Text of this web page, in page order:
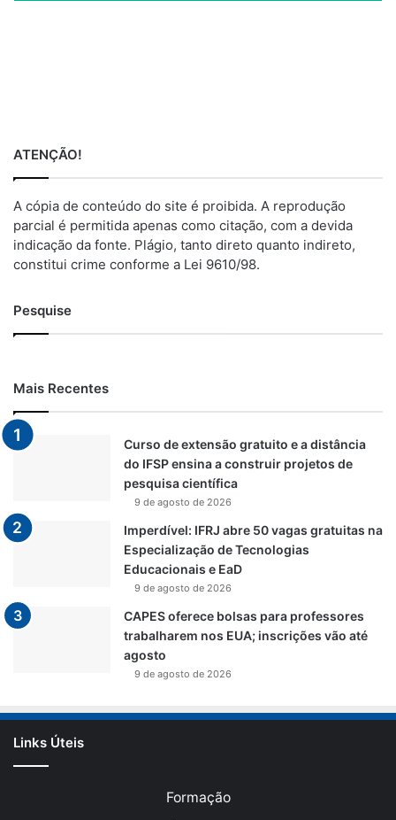
ATENÇÃO!
A cópia de conteúdo do site é proibida. A reprodução
parcial é permitida apenas como citação, com a devida
indicação da fonte. Plágio, tanto direto quanto indireto,
constitui crime conforme a Lei 9610/98.
Pesquise
Mais Recentes
Curso de extensão gratuito e a distância
do IFSP ensina a construir projetos de
pesquisa científica
9 de agosto de 2026
Imperdível: IFRJ abre 50 vagas gratuitas na
Especialização de Tecnologias
Educacionais e EaD
9 de agosto de 2026
CAPES oferece bolsas para professores
trabalharem nos EUA; inscrições vão até
agosto
9 de agosto de 2026
Links Úteis
Formação